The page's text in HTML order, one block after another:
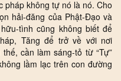
pháp không tự nó là nó. Cho
hải-đăng của Phật-Đạo và
tình cũng không biết để
Tăng để trở về với nơi
cần làm sáng-tỏ từ “Tự”
lầm lạc trên con đường